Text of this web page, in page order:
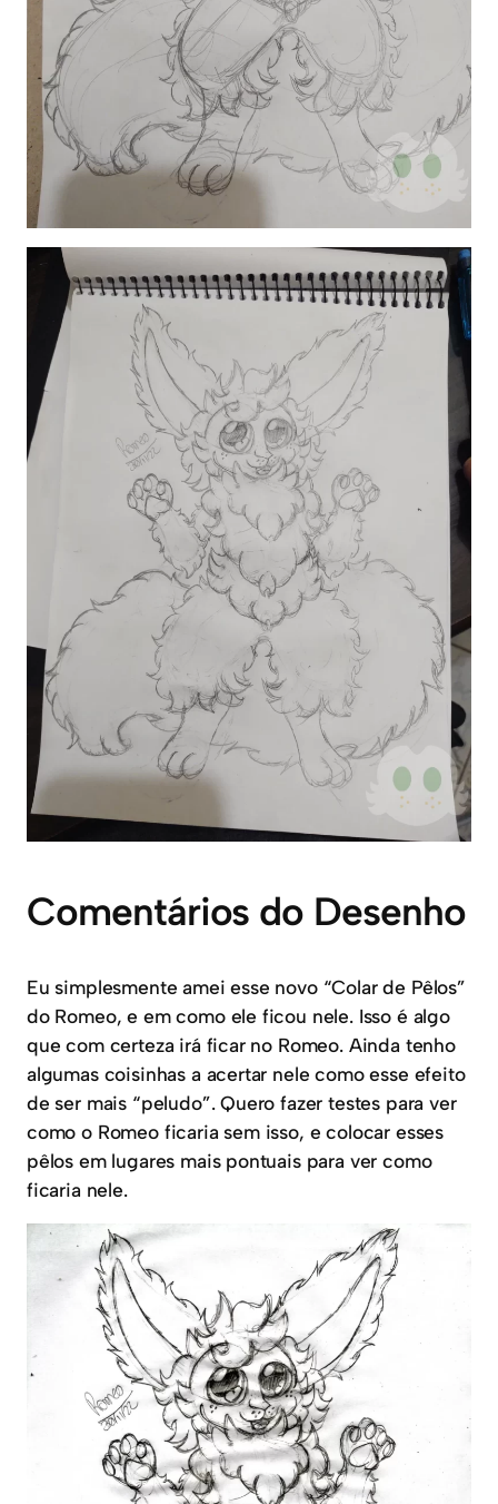
Comentários do Desenho
Eu simplesmente amei esse novo “Colar de Pêlos”
do Romeo, e em como ele ficou nele. Isso é algo
que com certeza irá ficar no Romeo. Ainda tenho
algumas coisinhas a acertar nele como esse efeito
de ser mais “peludo”. Quero fazer testes para ver
como o Romeo ficaria sem isso, e colocar esses
pêlos em lugares mais pontuais para ver como
ficaria nele.